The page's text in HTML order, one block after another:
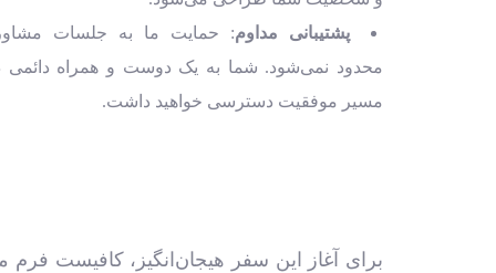
پشتیبانی مداوم: حمایت ما به جلسات
محدود نمی‌شود. شما به یک دوست و همراه دائمی
مسیر موفقیت دسترسی خواهید داشت.
برای آغاز این سفر هیجان‌انگیز، کافیست فرم